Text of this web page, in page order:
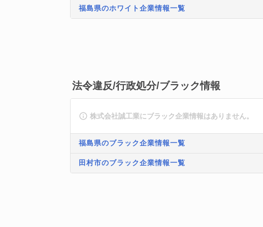
福島県のホワイト企業情報一覧
法令違反/行政処分/ブラック情報
株式会社誠工業にブラック企業情報はありません。
福島県のブラック企業情報一覧
田村市のブラック企業情報一覧